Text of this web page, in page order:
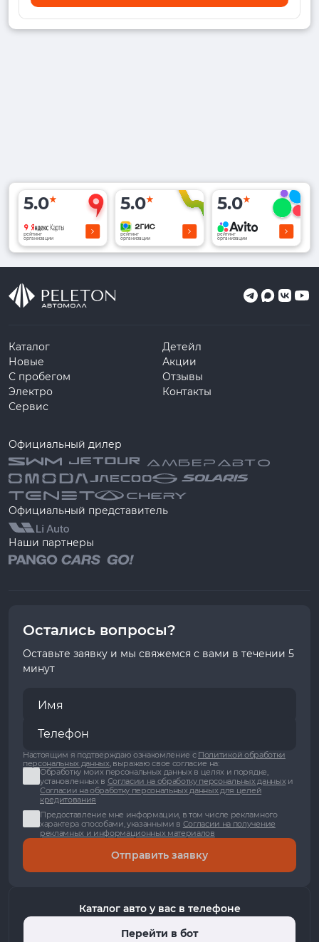
5.0
рейтинг
организации
5.0
рейтинг
организации
5.0
рейтинг
организации
Каталог
Новые
С пробегом
Электро
Сервис
Детейл
Акции
Отзывы
Контакты
Официальный дилер
Официальный представитель
Наши партнеры
Остались вопросы?
Оставьте заявку и мы свяжемся с вами в течении 5
минут
Настоящим я подтверждаю ознакомление с Политикой обработки
персональных данных, выражаю свое согласие на:
Обработку моих персональных данных в целях и порядке,
установленных в Согласии на обработку персональных данныхи
Согласии на обработку персональных данных для целей
кредитования
Предоставление мне информации, в том числе рекламного
характера способами, указанными в Согласии на получение
рекламных и информационных материалов
Отправить заявку
Каталог авто у вас в телефоне
Перейти в бот